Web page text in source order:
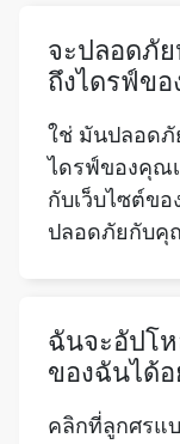
จะปลอดภั
ถึงไดรฟ์ขอ
ใช่ มันปลอดภั
ไดรฟ์ของคุณ
กับเว็บไซต์ข
ปลอดภัยกับคุ
ฉันจะอัปโ
ของฉันได้อ
คลิกที่ลูกศรแ